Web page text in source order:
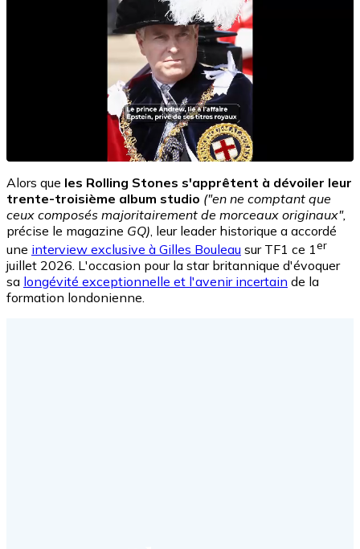
Alors que les Rolling Stones s'apprêtent à dévoiler leur
trente-troisième album studio ("en ne comptant que
ceux composés majoritairement de morceaux originaux",
précise le magazine GQ) , leur leader historique a accordé
une interview exclusive à Gilles Bouleau sur TF1 ce 1er
juillet 2026. L'occasion pour la star britannique d'évoquer
sa longévité exceptionnelle et l'avenir incertain de la
formation londonienne.